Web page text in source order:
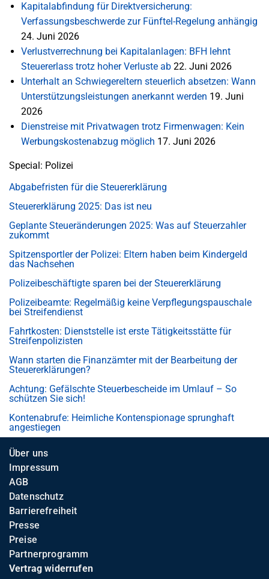
Kapitalabfindung für Direktversicherung:
Verfassungsbeschwerde zur Fünftel-Regelung anhängig
24. Juni 2026
Verlustverrechnung bei Kapitalanlagen: BFH lehnt
Steuererlass trotz hoher Verluste ab 22. Juni 2026
Unterhalt an Schwiegereltern steuerlich absetzen: Wann
Unterstützungsleistungen anerkannt werden 19. Juni
2026
Dienstreise mit Privatwagen trotz Firmenwagen: Kein
Werbungskostenabzug möglich 17. Juni 2026
Special: Polizei
Abgabefristen für die Steuererklärung
Steuererklärung 2025: Das ist neu
Geplante Steueränderungen 2025: Was auf Steuerzahler
zukommt
Spitzensportler der Polizei: Eltern haben beim Kindergeld
das Nachsehen
Polizeibeschäftigte sparen bei der Steuererklärung
Polizeibeamte: Regelmäßig keine Verpflegungspauschale
bei Streifendienst
Fahrtkosten: Dienststelle ist erste Tätigkeitsstätte für
Streifenpolizisten
Wann starten die Finanzämter mit der Bearbeitung der
Steuererklärungen?
Achtung: Gefälschte Steuerbescheide im Umlauf – So
schützen Sie sich!
Kontenabrufe: Heimliche Kontenspionage sprunghaft
angestiegen
Über uns
Impressum
AGB
Datenschutz
Barrierefreiheit
Presse
Preise
Partnerprogramm
Vertrag widerrufen